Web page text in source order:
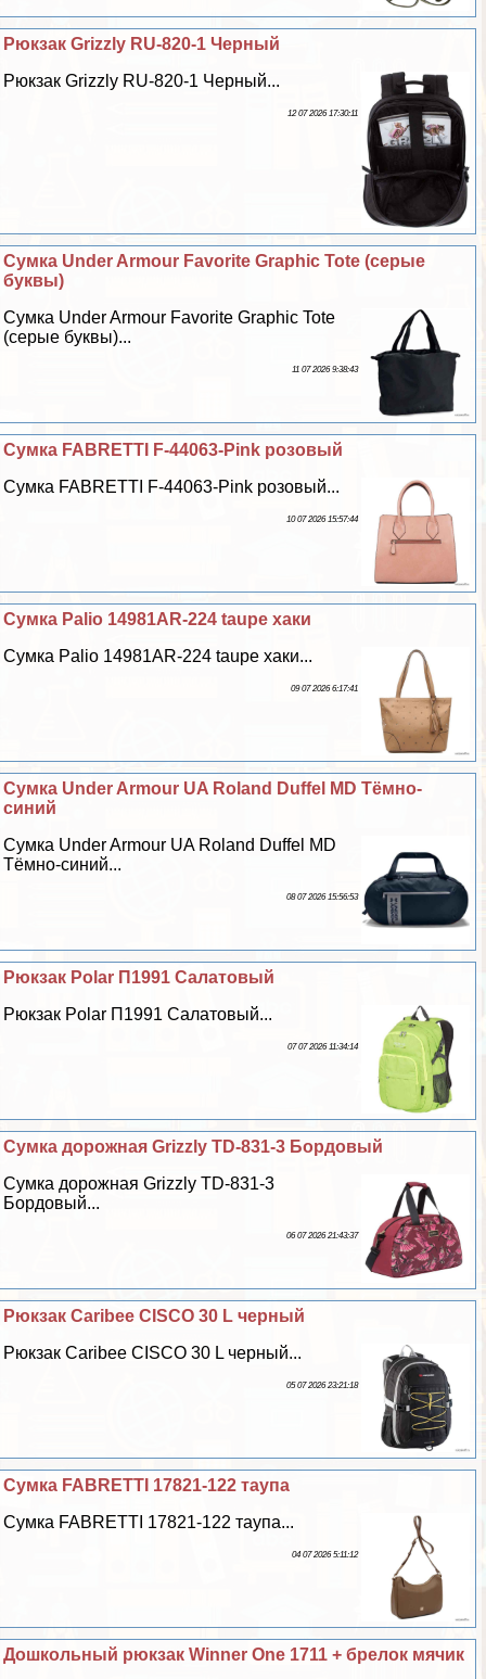
Рюкзак Grizzly RU-820-1 Черный
Рюкзак Grizzly RU-820-1 Черный...
12 07 2026 17:30:11
Сумка Under Armour Favorite Graphic Tote (серые
буквы)
Сумка Under Armour Favorite Graphic Tote
(серые буквы)...
11 07 2026 9:38:43
Сумка FABRETTI F-44063-Pink розовый
Сумка FABRETTI F-44063-Pink розовый...
10 07 2026 15:57:44
Сумка Palio 14981AR-224 taupe хаки
Сумка Palio 14981AR-224 taupe хаки...
09 07 2026 6:17:41
Сумка Under Armour UA Roland Duffel MD Тёмно-
синий
Сумка Under Armour UA Roland Duffel MD
Тёмно-синий...
08 07 2026 15:56:53
Рюкзак Polar П1991 Салатовый
Рюкзак Polar П1991 Салатовый...
07 07 2026 11:34:14
Сумка дорожная Grizzly TD-831-3 Бордовый
Сумка дорожная Grizzly TD-831-3
Бордовый...
06 07 2026 21:43:37
Рюкзак Caribee CISCO 30 L черный
Рюкзак Caribee CISCO 30 L черный...
05 07 2026 23:21:18
Сумка FABRETTI 17821-122 таупа
Сумка FABRETTI 17821-122 таупа...
04 07 2026 5:11:12
Дошкольный рюкзак Winner One 1711 + брелок мячик